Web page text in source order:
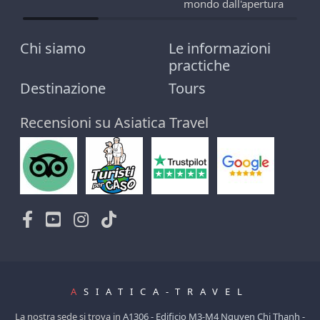
mondo dall'apertura
Chi siamo
Le informazioni
practiche
Destinazione
Tours
Recensioni su Asiatica Travel
A SIATICA-TRAVEL
La nostra sede si trova in A1306 - Edificio M3-M4 Nguyen Chi Thanh -